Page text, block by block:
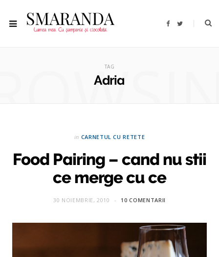
F
T
TAG
Adria
in CARNETUL CU RETETE
Food Pairing – cand nu stii
ce merge cu ce
30 NOIEMBRIE, 2010 10 COMENTARII